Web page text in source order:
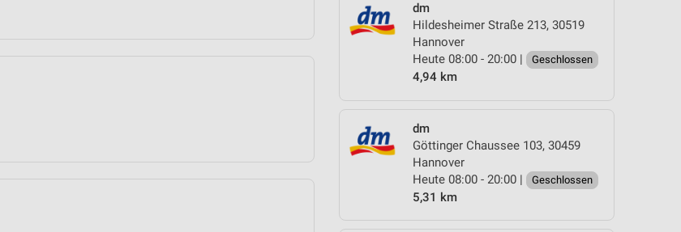
dm
Hildesheimer Straße 213, 30519
Hannover
Heute 08:00 - 20:00 |
Geschlossen
4,94 km
dm
Göttinger Chaussee 103, 30459
Hannover
Heute 08:00 - 20:00 |
Geschlossen
5,31 km